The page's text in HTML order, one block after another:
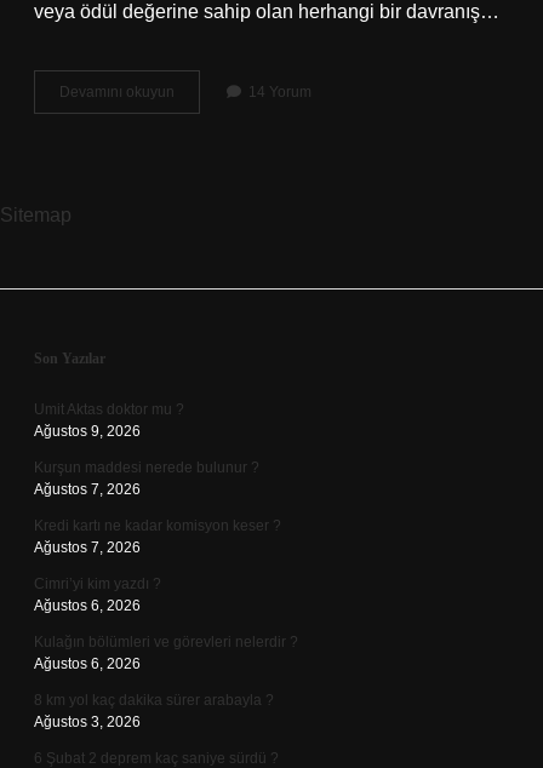
veya ödül değerine sahip olan herhangi bir davranış…
Devamını okuyun
Ve
14 Yorum
Sitemap
Sidebar
Son Yazılar
Umit Aktas doktor mu ?
Ağustos 9, 2026
Kurşun maddesi nerede bulunur ?
Ağustos 7, 2026
Kredi kartı ne kadar komisyon keser ?
Ağustos 7, 2026
Cimri’yi kim yazdı ?
Ağustos 6, 2026
Kulağın bölümleri ve görevleri nelerdir ?
Ağustos 6, 2026
8 km yol kaç dakika sürer arabayla ?
Ağustos 3, 2026
6 Şubat 2 deprem kaç saniye sürdü ?